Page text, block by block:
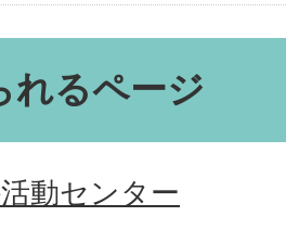
れるページ
動センター